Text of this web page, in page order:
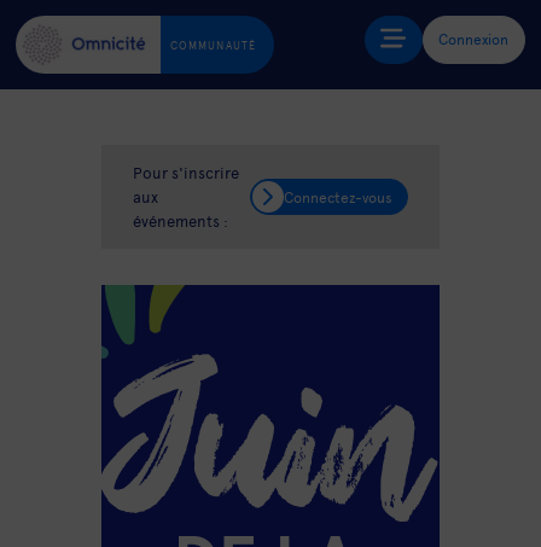
COMMUNAUTÉ Connexion
Pour s'inscrire
aux
événements :
Connectez-vous